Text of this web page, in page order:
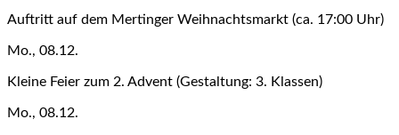
Auftritt auf dem Mertinger Weihnachtsmarkt (ca. 17:00 Uhr)
Mo., 08.12.
Kleine Feier zum 2. Advent (Gestaltung: 3. Klassen)
Mo., 08.12.